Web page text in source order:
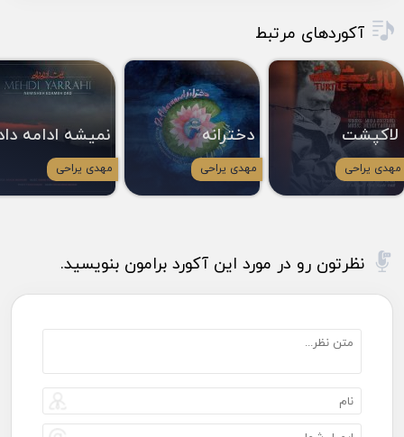
آکوردهای مرتبط
لاکپشت
مهدی یراحی
دخترانه
مهدی یراحی
نمیشه ادامه
مهدی یراحی
نظرتون رو در مورد این آکورد برامون بنویسید.